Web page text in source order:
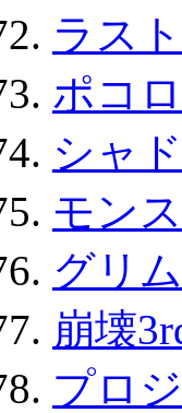
ラス
ポコ
シャ
モン
グリ
崩壊
プロ